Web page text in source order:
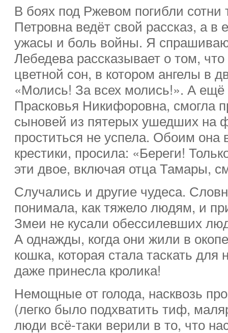
В боях под Ржевом погибли
Петровна ведёт свой рассказ, а в
ужасы и боль войны. Я
Лебедева рассказывает о том,
цветной сон, в котором ангелы в
«Молись! За всех молись!». А ещё
Прасковья Никифоровна, смогла
сыновей из пятерых ушедших на
проститься не успела. Обоим она
крестики, просила: «Береги!
эти двое, включая отца Тамары,
Случались и другие чудеса.
понимала, как тяжело людям, и
Змеи не кусали обессилевших
А однажды, когда они жили в
кошка, которая стала таскать для
даже принесла кролика!
Немощные от голода, насквозь
(легко было подхватить тиф,
люди всё-таки верили в то, что